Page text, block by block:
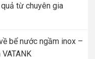
từ chuyên gia
bể nước ngầm inox –